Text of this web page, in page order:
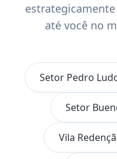
até você no
Setor Pedro
Setor
Vila